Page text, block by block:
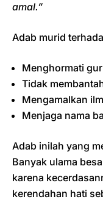
amal.”
Adab murid
Menghormati
Tidak
Mengamalkan
Menjaga nama
Adab inilah yang
Banyak ulama
karena
kerendahan hati